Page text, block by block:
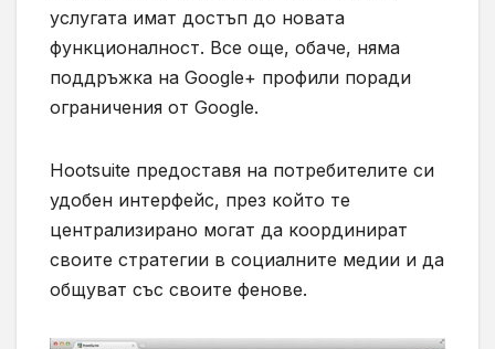
услугата имат достъп до новата
функционалност. Все още, обаче, няма
поддръжка на Google+ профили поради
ограничения от Google.
Hootsuite предоставя на потребителите си
удобен интерфейс, през който те
централизирано могат да координират
своите стратегии в социалните медии и да
общуват със своите фенове.